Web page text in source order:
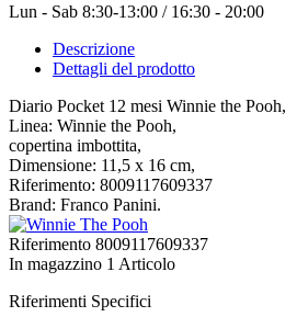
Lun - Sab 8:30-13:00 / 16:30 - 20:00
Descrizione
Dettagli del prodotto
Diario Pocket 12 mesi Winnie the Pooh,
Linea: Winnie the Pooh,
copertina imbottita,
Dimensione: 11,5 x 16 cm,
Riferimento: 8009117609337
Brand: Franco Panini.
Riferimento 8009117609337
In magazzino 1 Articolo
Riferimenti Specifici